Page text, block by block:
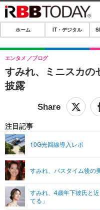
ホーム
IT・デジタル
IT・デジタルTOP
ショッピング
SPEED TEST
エンタメTOP
グラビア
ショッピング
ライフTOP
リリース一覧
プッシュ通知の停止方法
ホーム IT・デジタル
すみれ、ミニスカの
披露
エンタメ ブログ
注目記事
10G光回線導入レポ
すみれ、バスタイム後の
すみれ、4歳年下彼氏と
てる」